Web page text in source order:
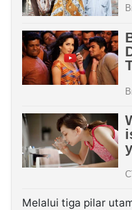
Melalui tiga pilar